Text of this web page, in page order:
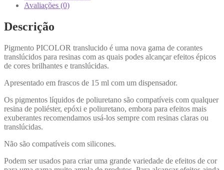
Avaliações (0)
Descrição
Pigmento PICOLOR translucido é uma nova gama de corantes
translúcidos para resinas com as quais podes alcançar efeitos épicos
de cores brilhantes e translúcidas.
Apresentado em frascos de 15 ml com um dispensador.
Os pigmentos líquidos de poliuretano são compatíveis com qualquer
resina de poliéster, epóxi e poliuretano, embora para efeitos mais
exuberantes recomendamos usá-los sempre com resinas claras ou
translúcidas.
Não são compatíveis com silicones.
Podem ser usados para criar uma grande variedade de efeitos de cor